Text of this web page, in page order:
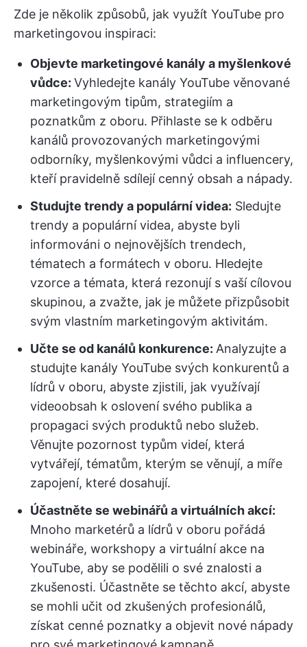
Zde je několik způsobů, jak využít YouTube pro
marketingovou inspiraci:
Objevte marketingové kanály a myšlenkové
vůdce: Vyhledejte kanály YouTube věnované
marketingovým tipům, strategiím a
poznatkům z oboru. Přihlaste se k odběru
kanálů provozovaných marketingovými
odborníky, myšlenkovými vůdci a influencery,
kteří pravidelně sdílejí cenný obsah a nápady.
Studujte trendy a populární videa: Sledujte
trendy a populární videa, abyste byli
informováni o nejnovějších trendech,
tématech a formátech v oboru. Hledejte
vzorce a témata, která rezonují s vaší cílovou
skupinou, a zvažte, jak je můžete přizpůsobit
svým vlastním marketingovým aktivitám.
Učte se od kanálů konkurence: Analyzujte a
studujte kanály YouTube svých konkurentů a
lídrů v oboru, abyste zjistili, jak využívají
videoobsah k oslovení svého publika a
propagaci svých produktů nebo služeb.
Věnujte pozornost typům videí, která
vytvářejí, tématům, kterým se věnují, a míře
zapojení, které dosahují.
Účastněte se webinářů a virtuálních akcí:
Mnoho marketérů a lídrů v oboru pořádá
webináře, workshopy a virtuální akce na
YouTube, aby se podělili o své znalosti a
zkušenosti. Účastněte se těchto akcí, abyste
se mohli učit od zkušených profesionálů,
získat cenné poznatky a objevit nové nápady